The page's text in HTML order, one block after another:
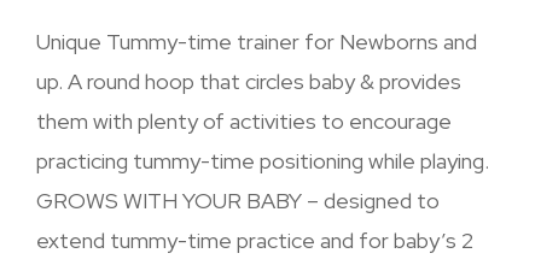
Unique Tummy-time trainer for Newborns and
up. A round hoop that circles baby & provides
them with plenty of activities to encourage
practicing tummy-time positioning while playing.
GROWS WITH YOUR BABY – designed to
extend tummy-time practice and for baby’s 2